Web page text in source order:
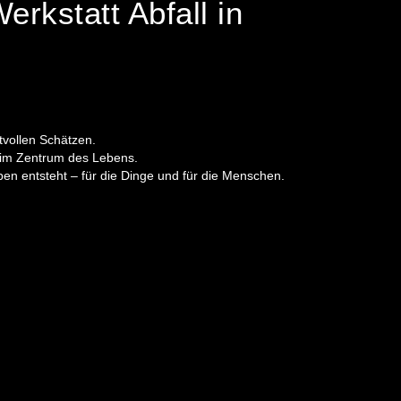
Abfall in
Schätzen.
Zentrum des Lebens.
entsteht – für die Dinge und für die Menschen.